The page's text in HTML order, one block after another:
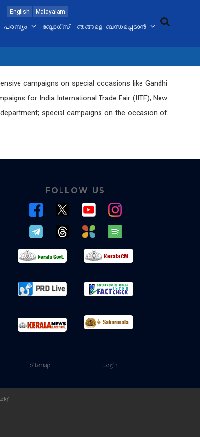
English Malayalam
പരസ്യം ബ്ലോഗ്സ് ഞങ്ങളെ ബന്ധപ്പെടാൻ
campaigns on special occasions like Gandhi
for India International Trade Fair (IITF), New
special campaigns on the occasion of
FOLLOW US
- Login
- Sitemap